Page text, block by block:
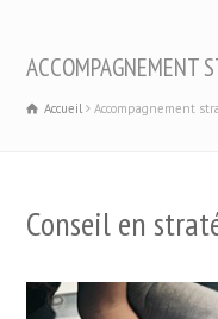
ACCOMPAGNEMENT
Accueil Accompagnement
Conseil en